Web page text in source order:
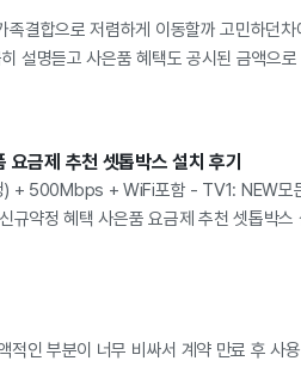
상담
빠르
쓰고
결합으로 저렴하게 이동할까 고민하던
설명듣고 사은품 혜택도 공시된 금액으
면 끝~ 상품권 서비스도 최대한으로 잘
하는것 보다는 3년마다 혜택 많이주는
금제 추천 셋톱박스 설치 후기
) + 500Mbps + WiFi포함 - TV1: NEW
약정 혜택 사은품 요금제 추천 셋톱박
광고보고 문의드렸는데 다른몇몇곳보
도잘해주시면서 친절하기까지 해서 설치
!!!!!!¡!!
인 부분이 너무 비싸서 계약 만료 후 사